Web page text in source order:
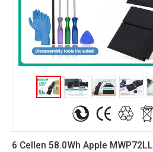
6 Cellen 58.0Wh Apple